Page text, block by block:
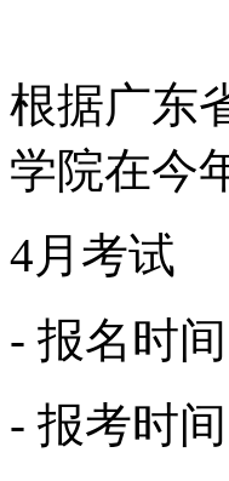
根据广东
学院在今
4月考试
- 报名时
- 报考时